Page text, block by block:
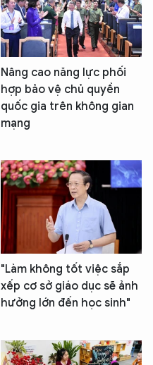
Nâng cao năng lực phối
hợp bảo vệ chủ quyền
quốc gia trên không gian
mạng
"Làm không tốt việc sắp
xếp cơ sở giáo dục sẽ ảnh
hưởng lớn đến học sinh"